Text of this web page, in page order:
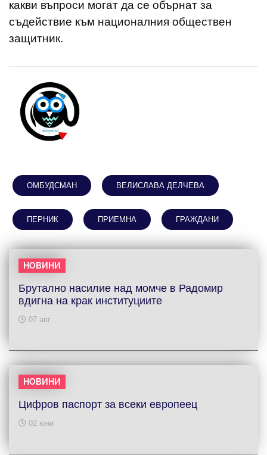
какви въпроси могат да се обърнат за
съдействие към националния обществен
защитник.
ОМБУДСМАН ВЕЛИСЛАВА ДЕЛЧЕВА
ПЕРНИК ПРИЕМНА ГРАЖДАНИ
НОВИНИ
Брутално насилие над момче в Радомир
вдигна на крак институциите
07 авг
НОВИНИ
Цифров паспорт за всеки европеец
02 юни